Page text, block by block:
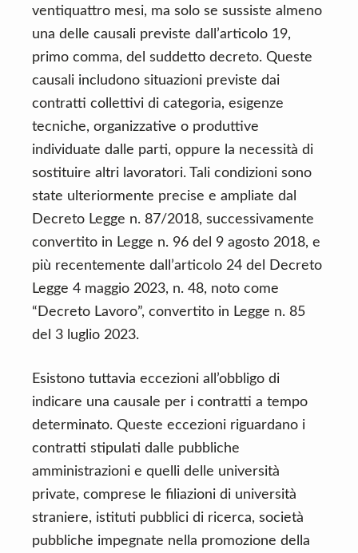
ventiquattro mesi, ma solo se sussiste almeno
una delle causali previste dall’articolo 19,
primo comma, del suddetto decreto. Queste
causali includono situazioni previste dai
contratti collettivi di categoria, esigenze
tecniche, organizzative o produttive
individuate dalle parti, oppure la necessità di
sostituire altri lavoratori. Tali condizioni sono
state ulteriormente precise e ampliate dal
Decreto Legge n. 87/2018, successivamente
convertito in Legge n. 96 del 9 agosto 2018, e
più recentemente dall’articolo 24 del Decreto
Legge 4 maggio 2023, n. 48, noto come
“Decreto Lavoro”, convertito in Legge n. 85
del 3 luglio 2023.
Esistono tuttavia eccezioni all’obbligo di
indicare una causale per i contratti a tempo
determinato. Queste eccezioni riguardano i
contratti stipulati dalle pubbliche
amministrazioni e quelli delle università
private, comprese le filiazioni di università
straniere, istituti pubblici di ricerca, società
pubbliche impegnate nella promozione della